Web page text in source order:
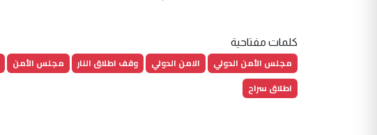
كلمات مفتاحية
مجلس الأمن الدولي الامن الدولي وقف اطلاق النار مجلس الأمن
اطلاق سراح